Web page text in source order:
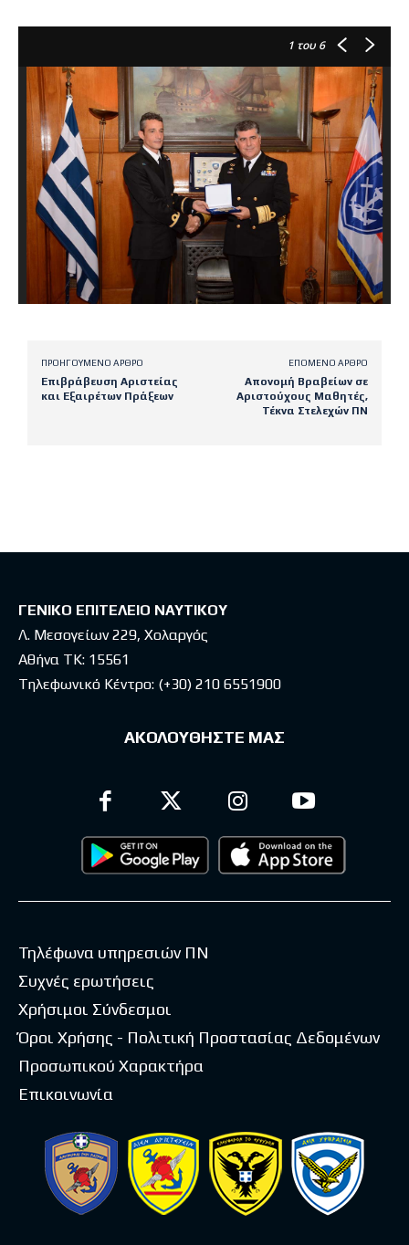
1 του 6
ΠΡΟΗΓΟΎΜΕΝΟ ΆΡΘΡΟ
Επιβράβευση Αριστείας
και Εξαιρέτων Πράξεων
ΕΠΌΜΕΝΟ ΆΡΘΡΟ
Απονομή Βραβείων σε
Αριστούχους Μαθητές,
Τέκνα Στελεχών ΠΝ
ΓΕΝΙΚΟ ΕΠΙΤΕΛΕΙΟ ΝΑΥΤΙΚΟΥ
Λ. Μεσογείων 229, Χολαργός
Αθήνα ΤΚ: 15561
Τηλεφωνικό Κέντρο: (+30) 210 6551900
ΑΚΟΛΟΥΘΗΣΤΕ ΜΑΣ
Τηλέφωνα υπηρεσιών ΠΝ
Συχνές ερωτήσεις
Χρήσιμοι Σύνδεσμοι
Όροι Χρήσης - Πολιτική Προστασίας Δεδομένων
Προσωπικού Χαρακτήρα
Επικοινωνία